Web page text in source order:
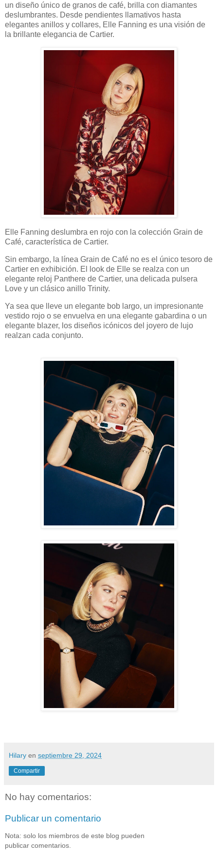
un diseño único de granos de café, brilla con diamantes
deslumbrantes. Desde pendientes llamativos hasta
elegantes anillos y collares, Elle Fanning es una visión de
la brillante elegancia de Cartier.
Elle Fanning deslumbra en rojo con la colección Grain de
Café, característica de Cartier.
Sin embargo, la línea Grain de Café no es el único tesoro de
Cartier en exhibición. El look de Elle se realza con un
elegante reloj Panthere de Cartier, una delicada pulsera
Love y un clásico anillo Trinity.
Ya sea que lleve un elegante bob largo, un impresionante
vestido rojo o se envuelva en una elegante gabardina o un
elegante blazer, los diseños icónicos del joyero de lujo
realzan cada conjunto.
Hilary en septiembre 29, 2024
Compartir
No hay comentarios:
Publicar un comentario
Nota: solo los miembros de este blog pueden
publicar comentarios.